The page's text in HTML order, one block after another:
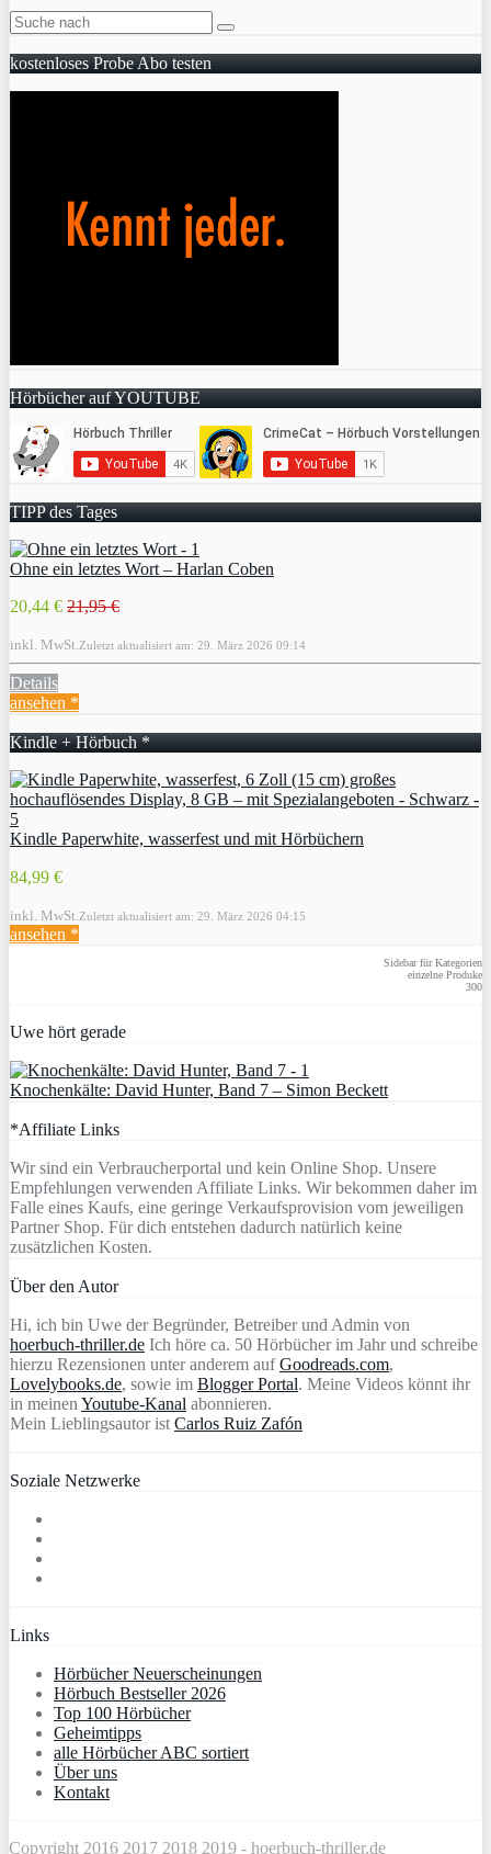
kostenloses Probe Abo testen
Hörbücher auf YOUTUBE
TIPP des Tages
Ohne ein letztes Wort – Harlan Coben
20,44 € 21,95 €
inkl. MwSt. Zuletzt aktualisiert am: 29. März 2026 09:14
Details
ansehen *
Kindle + Hörbuch *
Kindle Paperwhite, wasserfest und mit Hörbüchern
84,99 €
inkl. MwSt. Zuletzt aktualisiert am: 29. März 2026 04:15
ansehen *
Sidebar für Kategorien
einzelne Produke
300
Uwe hört gerade
Knochenkälte: David Hunter, Band 7 – Simon Beckett
*Affiliate Links
Wir sind ein Verbraucherportal und kein Online Shop. Unsere
Empfehlungen verwenden Affiliate Links. Wir bekommen daher im
Falle eines Kaufs, eine geringe Verkaufsprovision vom jeweiligen
Partner Shop. Für dich entstehen dadurch natürlich keine
zusätzlichen Kosten.
Über den Autor
Hi, ich bin Uwe der Begründer, Betreiber und Admin von
hoerbuch-thriller.de Ich höre ca. 50 Hörbücher im Jahr und schreibe
hierzu Rezensionen unter anderem aufGoodreads.com,
Lovelybooks.de, sowie im Blogger Portal. Meine Videos könnt ihr
in meinen Youtube-Kanal abonnieren.
Mein Lieblingsautor ist Carlos Ruiz Zafón
Soziale Netzwerke
Links
Hörbücher Neuerscheinungen
Hörbuch Bestseller 2026
Top 100 Hörbücher
Geheimtipps
alle Hörbücher ABC sortiert
Über uns
Kontakt
Copyright 2016 2017 2018 2019 - hoerbuch-thriller.de